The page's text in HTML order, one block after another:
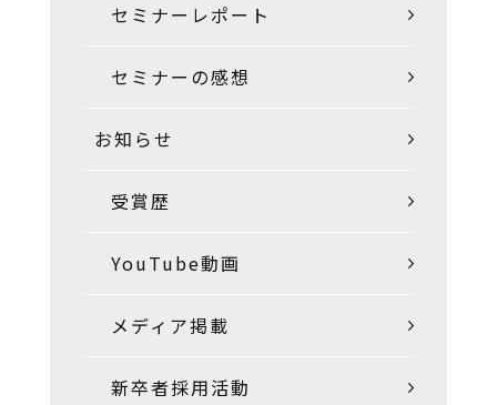
セミナーレポート
セミナーの感想
お知らせ
受賞歴
YouTube動画
メディア掲載
新卒者採用活動